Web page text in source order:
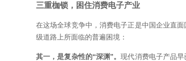
三重枷锁，困住消费电子产业
在这场全球竞争中，消费电子正是中国企业直
级道路上所面临的普遍困境：
其一，是复杂性的“深渊”。现代消费电子产品